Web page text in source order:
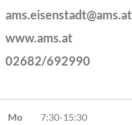
ams.eisenstadt@ams.at
www.ams.at
02682/692990
Mo
7:30-15:30